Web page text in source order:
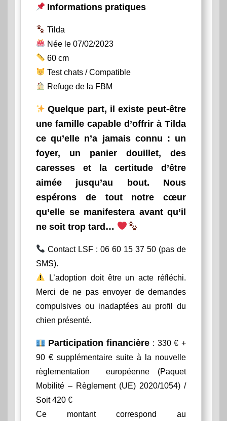
Informations pratiques
Tilda
Née le 07/02/2023
60 cm
Test chats / Compatible
Refuge de la FBM
Quelque part, il existe peut-être
une famille capable d’offrir à Tilda
ce qu’elle n’a jamais connu : un
foyer, un panier douillet, des
caresses et la certitude d’être
aimée jusqu’au bout. Nous
espérons de tout notre cœur
qu’elle se manifestera avant qu’il
ne soit trop tard…
Contact LSF : 06 60 15 37 50 (pas de
SMS).
L’adoption doit être un acte réfléchi.
Merci de ne pas envoyer de demandes
compulsives ou inadaptées au profil du
chien présenté.
Participation financière : 330 € +
90 € supplémentaire suite à la nouvelle
règlementation européenne (Paquet
Mobilité – Règlement (UE) 2020/1054) /
Soit 420 €
Ce montant correspond au